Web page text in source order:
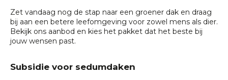
Zet vandaag nog de stap naar een groener dak en draag
bij aan een betere leefomgeving voor zowel mens als dier.
Bekijk ons aanbod en kies het pakket dat het beste bij
jouw wensen past.
Subsidie voor sedumdaken